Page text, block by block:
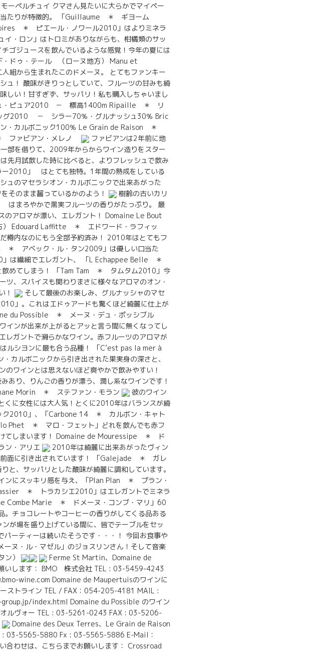
ペルチュイ クマさん見たいに大らかでマイペー
当たりが特徴的。 「Guillaume ＊ ギヨーム
＊ ピエール・ノワール2010」はよりミネラ
・ロン」はトロミがありながらも、柑橘類のサッ
ゴジュースを飲んでいるような感覚！今年の夏には
ドゥ・テール （ローヌ地方） Manu et
組から生まれたこのドメーヌ。 とてもファンキー
ュ！ 酸味がきりっとしていて、フルーツの甘みも綺
しい！甘すぎず、サッパリ！私も購入しちゃいまし
・ピュア2010 － 標高1400m Ripaille ＊ リ
2010 － シラー70％・グルナッシュ30％ Bric
カルボニック100％ Le Grain de Raison ＊
ファビアン・メレノ
ファビアンは2年前に地
を借りて、2009年からからワイン造りをスター
試飲した時に比べると、よりフレッシュで飲み
2010」 はとても独特。1年間の熟成をしている
ュのマセラシオン・カルボニックで出来あがった
のまま齧っているかのよう！
樹齢の古いカリ
まろやかで黒実フルーツの香りがたっぷり。 最
アロマが漂い、エレガント！ Domaine Le Bout
Edouard Laffitte ＊ エドワード・ラフィッ
樽内なのにもう全部予約済み！ 2010年はとてもフ
＊ アベック・ル・タン2009」は優しい口当た
は繊細でエレガント、 「L Echappee Belle ＊
飲めてしまう！ 「Tam Tam ＊ タムタム2010」今
、スパイスも関わりまさに様々なアロマのオン・
！
そして最後のお楽しみ、グルナッシャのマセ
」。これはエドゥアードも驚くほど綺麗に仕上が
du Possible ＊ メーヌ・デュ・ポッシブル
インが出来が上がるとアッと言う間に無くなってし
ガントで滑らかなワイン。赤フルーツのアロマが
ルシヨンに最も合う品種！ 「C’est pas la mer à
ルボニックから引き出された果実身の深さと、
ワインとは思えないほど爽やかで飲みやすい！
り、りんごの香りが漂う、潤し系なワインです！
Morin ＊ ステファン・モラン
彼のワイン
くに女性には大人気！とくに2010年はバランスが綺
2010」、「Carbone 14 ＊ カルボン・キャト
Phet ＊ マロ・フェット」どれを飲んでも赤フ
けてしまいます！ Domaine de Mouressipe ＊ ド
・アリエ
2010年は綺麗に出来あがったヴィン
前面に引き出されています！ 「Galejade ＊ ガレ
と、サッパリとした酸味が綺麗に調和しています。
にスッキリ感を与え、「Plan Plan ＊ プラン・
＊ トラカシエ2010」はエレガントでミネラ
Combe Marie ＊ ドメーヌ・コンブ・マリ」60
チョコレートやコーヒーの香りがしてくる品ある
が場を盛り上げている間に、皆でテーブルをセッ
ーティーは続いたそうです・・・！ 今回お食事や
ヌ・ル・マゼル」のジョスリンさん！そして音楽
）
Ferme St Martin、Domaine de
いします： BMO 株式会社 TEL : 03-5459-4243
wine.com Domaine de Maupertuisのワインに
ーストライン TEL / FAX：054-205-4181 MAIL :
index.html Domaine du Possible のワイン
オルヴォー TEL : 03-5261-0243 FAX : 03-5206-
Domaine des Deux Terres、Le Grain de Raison
: 03-5565-5880 Fx : 03-5565-5886 E-Mail：
合わせは、こちらまでお願いします： Crossroad